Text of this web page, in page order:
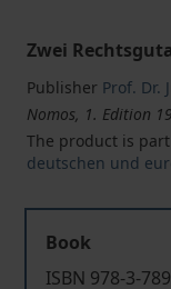
Zwei
Publisher Prof. Dr.
Nomos, 1. Edition
The product is
deutschen und
Book
ISBN 978-3-